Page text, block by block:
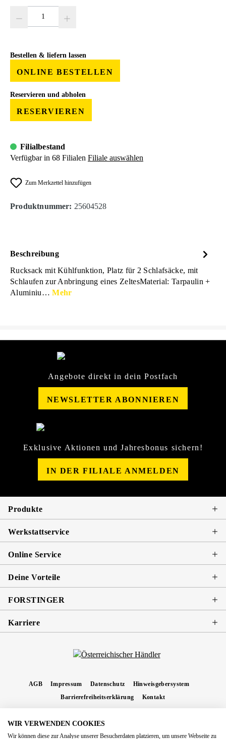
Bestellen & liefern lassen
ONLINE BESTELLEN
Reservieren und abholen
RESERVIEREN
Filialbestand
Verfügbar in 68 Filialen Filiale auswählen
Zum Merkzettel hinzufügen
Produktnummer: 25604528
Beschreibung
Rucksack mit Kühlfunktion, Platz für 2 Schlafsäcke, mit
Schlaufen zur Anbringung eines ZeltesMaterial: Tarpaulin +
Aluminiu…Mehr
Angebote direkt in dein Postfach
NEWSLETTER ABONNIEREN
Exklusive Aktionen und Jahresbonus sichern!
IN DER FILIALE ANMELDEN
Produkte
Werkstattservice
Online Service
Deine Vorteile
FORSTINGER
Karriere
AGB Impressum Datenschutz
Hinweisgebersystem
Barrierefreiheitserklärung
Kontakt
Nachnahmegebühren, wenn nicht anders angegeben.
WIR VERWENDEN COOKIES
Wir können diese zur Analyse unserer Besucherdaten platzieren, um unsere Webseite zu